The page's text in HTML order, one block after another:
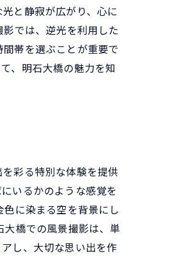
と静寂が広がり、心に
では、逆光を利用した
帯を選ぶことが重要で
、明石大橋の魅力を知
彩る特別な体験を提供
いるかのような感覚を
に染まる空を背景にし
橋での風景撮影は、単
し、大切な思い出を作